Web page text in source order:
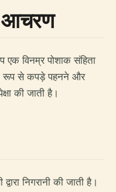
आचरण
विनम्र पोशाक संहिता
रूप से कपड़े पहनने और
की जाती है।
निगरानी की जाती है।